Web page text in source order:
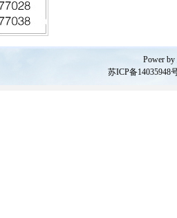
Power by
苏ICP备14035948